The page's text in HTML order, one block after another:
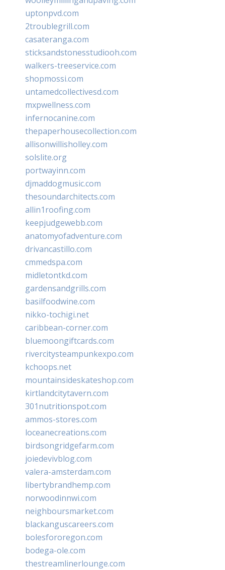
uptonpvd.com
2troublegrill.com
casateranga.com
sticksandstonesstudiooh.com
walkers-treeservice.com
shopmossi.com
untamedcollectivesd.com
mxpwellness.com
infernocanine.com
thepaperhousecollection.com
allisonwillisholley.com
solslite.org
portwayinn.com
djmaddogmusic.com
thesoundarchitects.com
allin1roofing.com
keepjudgewebb.com
anatomyofadventure.com
drivancastillo.com
cmmedspa.com
midletontkd.com
gardensandgrills.com
basilfoodwine.com
nikko-tochigi.net
caribbean-corner.com
bluemoongiftcards.com
rivercitysteampunkexpo.com
kchoops.net
mountainsideskateshop.com
kirtlandcitytavern.com
301nutritionspot.com
ammos-stores.com
loceanecreations.com
birdsongridgefarm.com
joiedevivblog.com
valera-amsterdam.com
libertybrandhemp.com
norwoodinnwi.com
neighboursmarket.com
blackanguscareers.com
bolesfororegon.com
bodega-ole.com
thestreamlinerlounge.com